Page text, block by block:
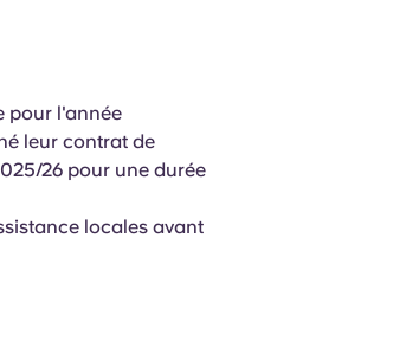
pour l'année
leur contrat de
26 pour une durée
locales avant